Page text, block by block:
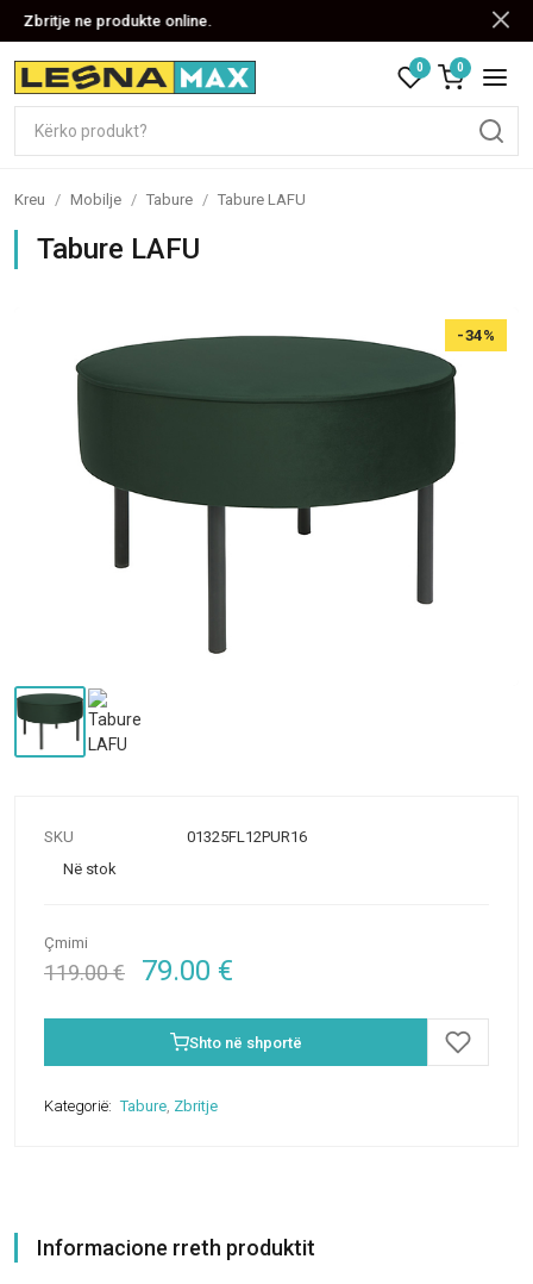
Zbritje ne produkte online.
0 0
Kreu / Mobilje / Tabure / Tabure LAFU
Tabure LAFU
-34%
SKU
01325FL12PUR16
Në stok
Çmimi
119.00€ 79.00 €
Shto në shportë
Kategorië: Tabure, Zbritje
Informacione rreth produktit